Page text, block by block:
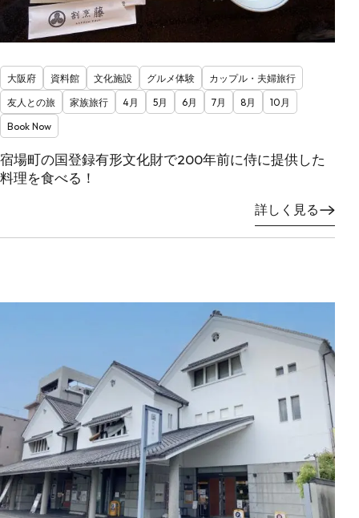
大阪府 資料館 文化施設 グルメ体験
カップル・夫婦旅行
友人との旅
家族旅行 4月 5月 6月 7月 8月
10月
Book Now
宿場町の国登録有形文化財で200年前に侍に提供した
料理を食べる！
詳しく見る